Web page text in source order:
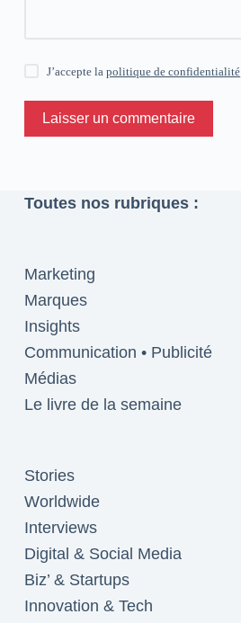
J’accepte lapolitique de confidentialité
Laisser un commentaire
Toutes nos rubriques :
Marketing
Marques
Insights
Communication • Publicité
Médias
Le livre de la semaine
Stories
Worldwide
Interviews
Digital & Social Media
Biz’ & Startups
Innovation & Tech